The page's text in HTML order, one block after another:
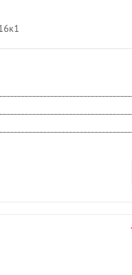
Увеличение губ- 2
Ф
Фитнесс массаж- 2